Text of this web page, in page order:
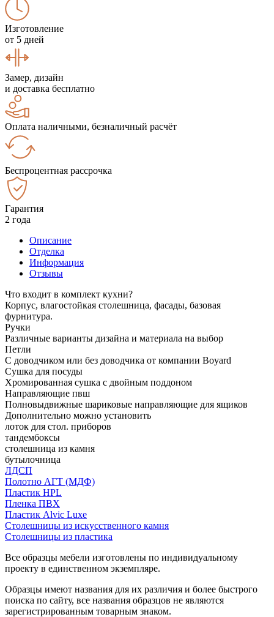
Изготовление
от 5 дней
Замер, дизайн
и доставка бесплатно
Оплата наличными, безналичный расчёт
Беспроцентная рассрочка
Гарантия
2 года
Описание
Отделка
Информация
Отзывы
Что входит в комплект кухни?
Корпус, влагостойкая столешница, фасады, базовая
фурнитура.
Ручки
Различные варианты дизайна и материала на выбор
Петли
С доводчиком или без доводчика от компании Boyard
Сушка для посуды
Хромированная сушка с двойным поддоном
Направляющие пвш
Полновыдвижные шариковые направляющие для ящиков
Дополнительно можно установить
лоток для стол. приборов
тандембоксы
столешница из камня
бутылочница
ЛДСП
Полотно АГТ (МДФ)
Пластик HPL
Пленка ПВХ
Пластик Alvic Luxe
Столешницы из искусственного камня
Столешницы из пластика
Все образцы мебели изготовлены по индивидуальному
проекту в единственном экземпляре.
Образцы имеют названия для их различия и более быстрого
поиска по сайту, все названия образцов не являются
зарегистрированным товарным знаком.